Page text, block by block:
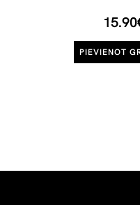
PIEVIENOT